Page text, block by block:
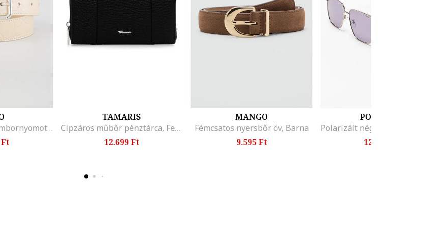
Keskeny bőröv dombornyomott logóval, Bézs
Ft
TAMARIS
Cipzáros műbőr pénztárca, Fekete
12.699 Ft
MANGO
Fémcsatos nyersbőr öv, Barna
9.595 Ft
POLAROID
12.999 Ft